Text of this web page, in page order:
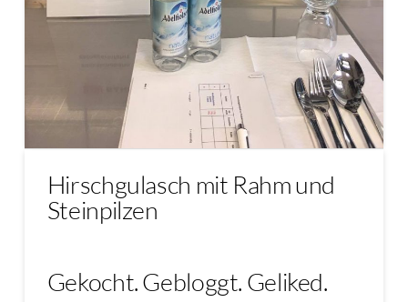
Hirschgulasch mit Rahm und
Steinpilzen
Gekocht. Gebloggt. Geliked.